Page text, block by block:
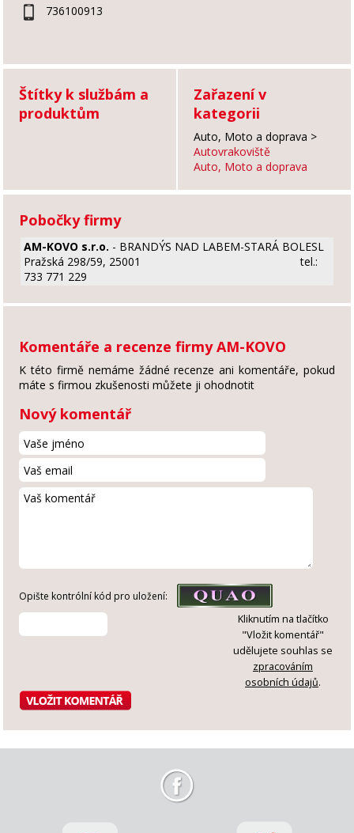
736100913
Štítky k službám a
produktům
Zařazení v
kategorii
Auto, Moto a doprava >
Autovrakoviště
Auto, Moto a doprava
Pobočky firmy
AM-KOVO s.r.o. - BRANDÝS NAD LABEM-STARÁ BOLESL
Pražská 298/59, 25001
tel.:
733 771 229
Komentáře a recenze firmy AM-KOVO
K této firmě nemáme žádné recenze ani komentáře, pokud
máte s firmou zkušenosti můžete ji ohodnotit
Nový komentář
Opište kontrólní kód pro uložení:
Kliknutím na tlačítko
"Vložit komentář"
udělujete souhlas se
zpracováním
osobních údajů.